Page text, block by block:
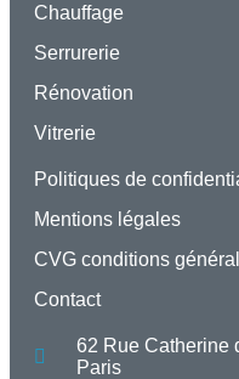
Chauffage
Serrurerie
Rénovation
Vitrerie
Politiques de
Mentions légales
CVG conditions
Contact
62 Rue Catherine
Paris